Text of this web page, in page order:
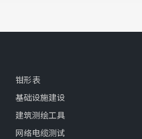
钳形表
基础设施建设
建筑测绘工具
网络电缆测试